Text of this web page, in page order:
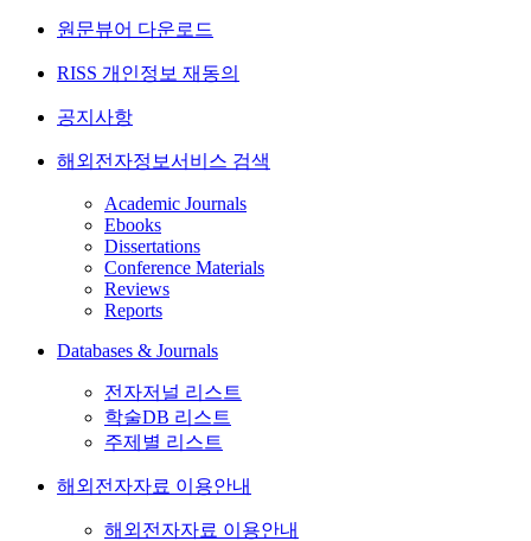
원문뷰어 다운로드
RISS 개인정보 재동의
공지사항
해외전자정보서비스 검색
Academic Journals
Ebooks
Dissertations
Conference Materials
Reviews
Reports
Databases & Journals
전자저널 리스트
학술DB 리스트
주제별 리스트
해외전자자료 이용안내
해외전자자료 이용안내